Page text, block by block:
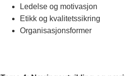
Ledelse og motivasjon
Etikk og kvalitetssikring
Organisasjonsformer